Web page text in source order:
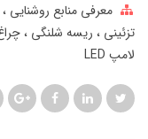
معرفی منابع روشنایی
تزئینی
ریسه شلنگی
لامپ LED